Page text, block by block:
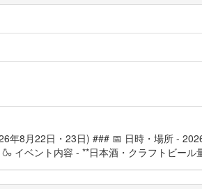
年8月22日・23日) ### 📅 日時・場所 -
イベント内容 - **日本酒・クラフトビール